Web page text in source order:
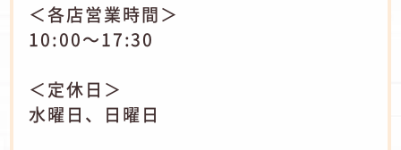
＜各店営業時間＞
10:00～17:30
＜定休日＞
水曜日、日曜日